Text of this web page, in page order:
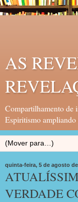
AS
Compartilhamento de
Espiritismo
quinta-feira, 5 de agosto de
VERDADE